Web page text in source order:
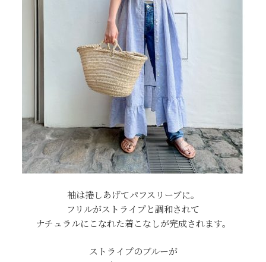
袖は捲しあげてパフスリーブに。
フリルがストライプと調和されて
ナチュラルにこなれた着こなしが完成されます。
ストライプのブルーが